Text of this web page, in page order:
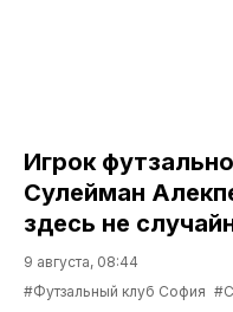
Игрок
Сулейман
здесь не
9 августа, 08:44
#Футзальный клуб София